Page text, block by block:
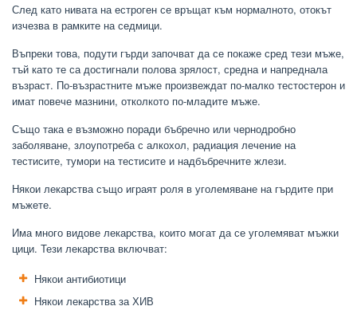
След като нивата на естроген се връщат към нормалното, отокът
изчезва в рамките на седмици.
Въпреки това, подути гърди започват да се покаже сред тези мъже,
тъй като те са достигнали полова зрялост, средна и напреднала
възраст. По-възрастните мъже произвеждат по-малко тестостерон и
имат повече мазнини, отколкото по-младите мъже.
Също така е възможно поради бъбречно или чернодробно
заболяване, злоупотреба с алкохол, радиация лечение на
тестисите, тумори на тестисите и надбъбречните жлези.
Някои лекарства също играят роля в уголемяване на гърдите при
мъжете.
Има много видове лекарства, които могат да се уголемяват мъжки
цици. Тези лекарства включват:
Някои антибиотици
Някои лекарства за ХИВ